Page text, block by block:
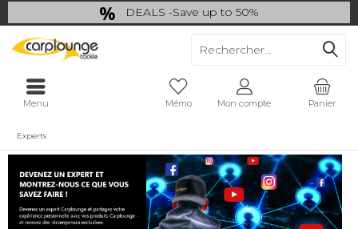
DEALS -Save up to 50%
last Chance: ... if gone then gone
Panier
Mémo Mon compte
Menu
Experts